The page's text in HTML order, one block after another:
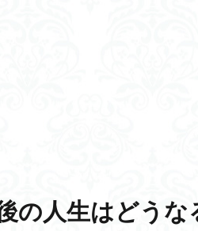
の人生はどう